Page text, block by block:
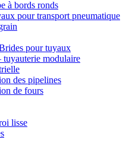
à bords ronds
pour transport pneumatique
pour tuyaux
tuyauterie modulaire
des pipelines
de fours
lisse